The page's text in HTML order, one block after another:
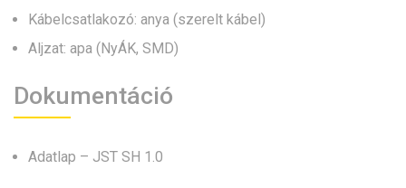
Kábelcsatlakozó: anya (szerelt kábel)
Aljzat: apa (NyÁK, SMD)
Dokumentáció
Adatlap – JST SH 1.0